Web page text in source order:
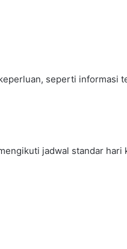
seperti informasi
jadwal standar hari